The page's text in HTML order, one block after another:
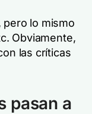
lo mismo
Obviamente,
las críticas
pasan a